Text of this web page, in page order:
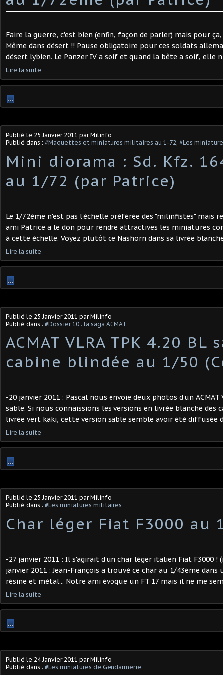
Faire la guerre, c'est bien (enfin, façon de parler) mais pour
Même dans désert !! Pause obligatoire pour ces soldats
désert lybien. Le Panzer IV a soif et quand la bête a soif, elle
Lire la suite
…
Publié le 25 Janvier 2011 par Milinfo
Publié dans : #Maquettes et miniatures militaires au 1-72, #Les
Mini diorama : Sd. Kfz.
au 1/72 (par Patrice)
Le 1/72ème n'est pas l'échelle préférée des "milinfistes" mais
ami Patrice a le don pour rendre attractives les miniatures
à cette échelle. Voyez plutôt ce Nashorn dans sa livrée
Lire la suite
…
Publié le 25 Janvier 2011 par Milinfo
Publié dans : #Dossier 10 : la saga ACMAT
ACMAT VLRA TPK 4.20 BL
cabine blindée au 1/50
-20 janvier 2011 : Pascal nous envoie deux photos d'un ACMAT
sable. Si nous connaissions les versions en livrée blanche des
livrée vert kaki, cette version sable semble avoir été diffusée
Lire la suite
…
Publié le 25 Janvier 2011 par Milinfo
Publié dans : #Les miniatures militaires
Char léger Fiat F3000 au
-27 janvier 2011 : Il s'agirait d'un char léger italien Fiat F3000 !
janvier 2011 : Jean-François a trouvé ce char au 1/43ème
résine et métal... Notre ami évoque un FT 17 mais il ne me
Lire la suite
…
Publié le 24 Janvier 2011 par Milinfo
Publié dans : #Les miniatures de Gendarmerie